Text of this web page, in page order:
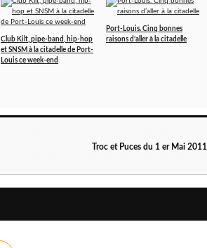
Club Kilt, pipe-band, hip-hop
et SNSM à la citadelle de Port-
Louis ce week-end
Port-Louis. Cinq bonnes
raisons d’aller à la citadelle
Troc et Puces du 1 er Mai 2011